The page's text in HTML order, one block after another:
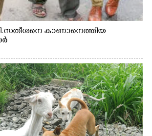
കാണാനെത്തിയ